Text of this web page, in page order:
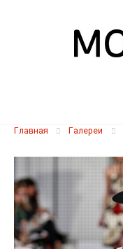
Главная Галереи